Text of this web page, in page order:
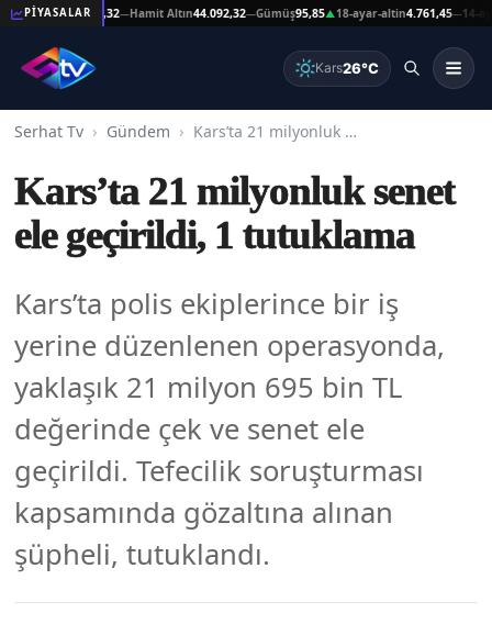
PİYASALAR
44.092,32—Hamit Altın44.092,32—Gümüş95,85▲18-ayar-altin4.761,45—14-ayar-altin
Kars26°C
Serhat Tv Gündem Kars’ta 21 milyonluk senet ele geçirildi, 1 tutuklama
Kars’ta 21 milyonluk senet
ele geçirildi, 1 tutuklama
Kars’ta polis ekiplerince bir iş
yerine düzenlenen operasyonda,
yaklaşık 21 milyon 695 bin TL
değerinde çek ve senet ele
geçirildi. Tefecilik soruşturması
kapsamında gözaltına alınan
şüpheli, tutuklandı.